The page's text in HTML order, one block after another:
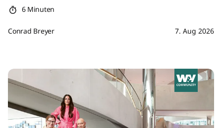
6 Minuten
Conrad Breyer 7. Aug 2026